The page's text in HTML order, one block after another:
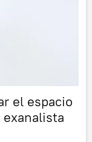
el espacio